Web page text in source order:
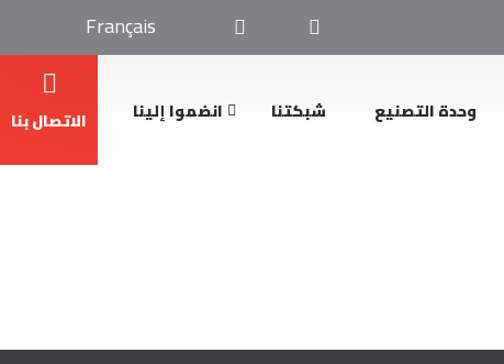
Français
وحدة التصنيع شبكتنا انضموا إلينا الاتصال بنا